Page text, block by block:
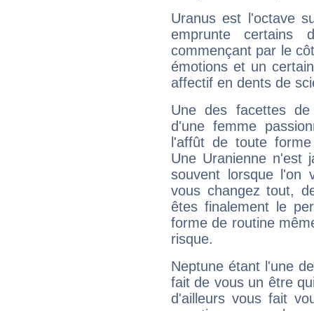
Uranus est l'octave
emprunte
commençant par le
émotions et un
affectif en dents de
Une des facettes
d'une femme
l'affût de toute
Une Uranienne n'est
souvent lorsque l'on
vous changez tout,
êtes finalement le
forme de routine
risque.
Neptune étant l'une
fait de vous un être
d'ailleurs vous fait